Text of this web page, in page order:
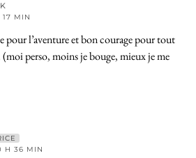
MIN
l’aventure et bon courage pour tout
perso, moins je bouge, mieux je me
H 36 MIN